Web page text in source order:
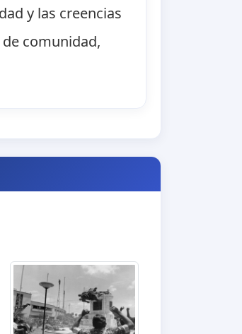
y las creencias
comunidad,